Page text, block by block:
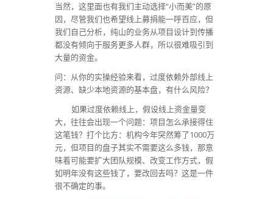
当然，这里面也有我们主动选择“小而美”的原
因，尽管我们也希望线上募捐能一呼百应，但
我们自己分析，纯山的业务从项目设计到传播
都没有倾向于服务更多人群，所以很难吸引到
大量的资金。
问：从你的实操经验来看，过度依赖外部线上
资源、缺少本地资源的基本盘，有什么风险？
如果过度依赖线上，假设线上资金量变
大，往往会出现一个问题：项目怎么承接得住
这笔钱？打个比方：机构今年突然筹了1000万
元，但项目的盘子其实不需要这么多钱，那意
味着可能要扩大团队规模、改变工作方式，假
如明年没有这些钱了，要改回去吗？这是一件
很不确定的事。